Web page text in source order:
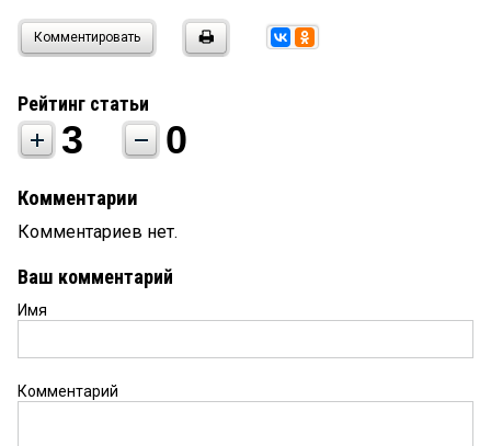
Комментировать
Рейтинг статьи
3 0
Комментарии
Комментариев нет.
Ваш комментарий
Имя
Комментарий